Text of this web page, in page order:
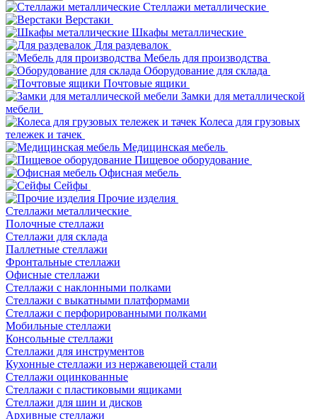
Стеллажи металлические
Верстаки
Шкафы металлические
Для раздевалок
Мебель для производства
Оборудование для склада
Почтовые ящики
Замки для металлической
мебели
Колеса для грузовых
тележек и тачек
Медицинская мебель
Пищевое оборудование
Офисная мебель
Сейфы
Прочие изделия
Стеллажи металлические
Полочные стеллажи
Стеллажи для склада
Паллетные стеллажи
Фронтальные стеллажи
Офисные стеллажи
Стеллажи с наклонными полками
Стеллажи с выкатными платформами
Стеллажи с перфорированными полками
Мобильные стеллажи
Консольные стеллажи
Стеллажи для инструментов
Кухонные стеллажи из нержавеющей стали
Стеллажи оцинкованные
Стеллажи с пластиковыми ящиками
Стеллажи для шин и дисков
Архивные стеллажи